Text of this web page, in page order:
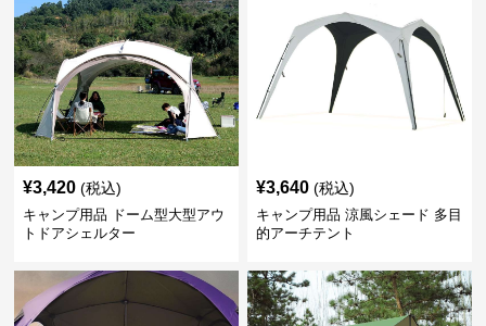
¥3,420 (税込)
キャンプ用品 ドーム型大型アウ
トドアシェルター
¥3,640 (税込)
キャンプ用品 涼風シェード 多目
的アーチテント